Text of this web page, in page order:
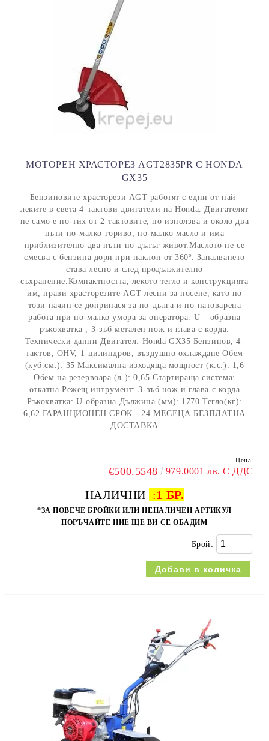
МОТОРЕН ХРАСТОРЕЗ AGT2835PR С HONDA
GX35
Бензиновите храсторези AGT работят с едни от най-
леките в света 4-тактови двигатели на Honda. Двигателят
не само е по-тих от 2-тактовите, но използва и около два
пъти по-малко гориво, по-малко масло и има
приблизително два пъти по-дълъг живот.Маслото не се
смесва с бензина дори при наклон от 360º. Запалването
става лесно и след продължително
съхранение.Компактността, лекото тегло и конструкцията
им, прави храсторезите AGT лесни за носене, като по
този начин се допринася за по-дълга и по-натоварена
работа при по-малко умора за оператора. U – образна
ръкохватка , 3-зъб метален нож и глава с корда.
Технически данни Двигател: Honda GX35 Бензинов, 4-
тактов, OHV, 1-цилиндров, въздушно охлаждане Обем
(куб.см.): 35 Максимална изходяща мощност (к.с.): 1,6
Обем на резервоара (л.): 0,65 Стартираща система:
откатна Режещ интрумент: 3-зъб нож и глава с корда
Ръкохватка: U-образна Дължина (мм): 1770 Тегло(кг):
6,62 ГАРАНЦИОНЕН СРОК - 24 МЕСЕЦА БЕЗПЛАТНА
ДОСТАВКА
Цена:
€500.5548 979.0001 лв. С ДДС
НАЛИЧНИ :1 БР.
*ЗА ПОВЕЧЕ БРОЙКИ ИЛИ НЕНАЛИЧЕН АРТИКУЛ
ПОРЪЧАЙТЕ НИЕ ЩЕ ВИ СЕ ОБАДИМ
Брой: